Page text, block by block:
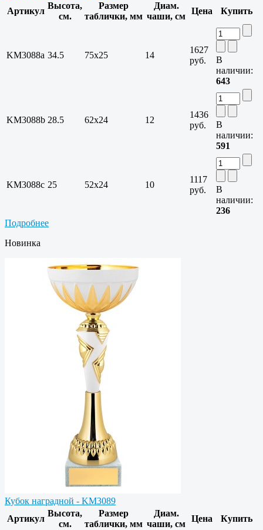
Артикул
Высота,
см.
Размер
таблички, мм
Диам.
чаши, см
Цена Купить
KM3088a 34.5 75х25 14
1627
руб.
В
наличии:
643
KM3088b 28.5 62х24 12
1436
руб.
В
наличии:
591
KM3088c 25 52х24 10
1117
руб.
В
наличии:
236
Подробнее
Новинка
Кубок наградной - KM3089
Артикул
Высота,
см.
Размер
таблички, мм
Диам.
чаши, см
Цена Купить